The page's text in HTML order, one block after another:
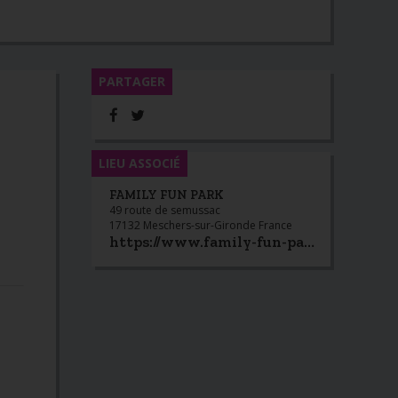
PARTAGER
FAMILY FUN PARK
49 route de semussac
17132 Meschers-sur-Gironde France
https://www.family-fun-park-meschers.com/
LIEU ASSOCIÉ